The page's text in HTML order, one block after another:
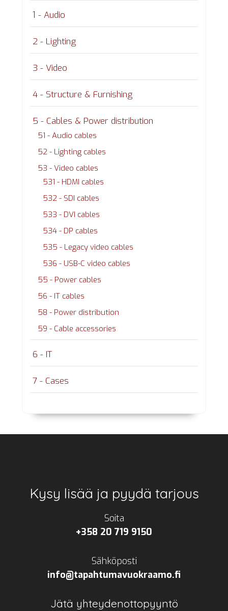
1 - Audio
2 - Lighting
3 - Video
4 - Structure & Furnishing
5 - Cables & Power distribution
51 - Audio cables
52 - Lighting cables
53 - Video cables
531 - HDMI cables
532 - SDI cables
533 - DVI cables
534 - DP cables
535 - Legacy video cables
536 - USB-C video cables
55 - Power cables
56 - IT cables
58 - Power distribution
59 - Cable accessories
6 - IT
7 - Cases
Footer
Kysy lisää ja pyydä tarjous
Soita
+358 20 719 9150
Sähköposti
info@tapahtumavuokraamo.fi
Jätä yhteydenottopyyntö